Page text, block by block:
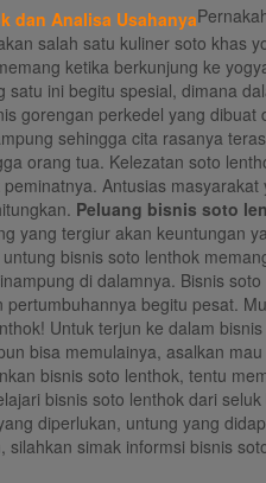
salah satu kuliner soto khas
ketika berkunjung ke
satu ini begitu spesial, dimana
gorengan perkedel yang
sehingga cita rasanya
orang tua. Kelezatan soto
Antusias
Peluang bisnis soto
yang tergiur akan keuntungan
bisnis soto lenthok
di dalamnya. Bisnis
begitu pesat.
Untuk terjun ke dalam
bisa memulainya, asalkan
bisnis soto lenthok, tentu
bisnis soto lenthok dari
diperlukan, untung yang
silahkan simak informsi bisnis